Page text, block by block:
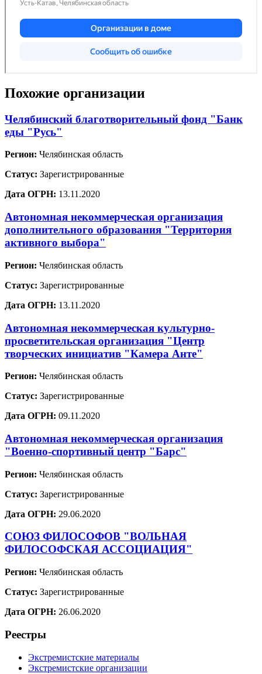
Похожие организации
Челябинский благотворительный фонд "Банк
еды "Русь"
Регион: Челябинская область
Статус: Зарегистрированные
Дата ОГРН: 13.11.2020
Автономная некоммерческая организация
дополнительного образования "Территория
активного выбора"
Регион: Челябинская область
Статус: Зарегистрированные
Дата ОГРН: 13.11.2020
Автономная некоммерческая культурно-
просветительская организация "Центр
творческих инициатив "Камера Анте"
Регион: Челябинская область
Статус: Зарегистрированные
Дата ОГРН: 09.11.2020
Автономная некоммерческая организация
"Военно-спортивный центр "Барс"
Регион: Челябинская область
Статус: Зарегистрированные
Дата ОГРН: 29.06.2020
СОЮЗ ФИЛОСОФОВ "ВОЛЬНАЯ
ФИЛОСОФСКАЯ АССОЦИАЦИЯ"
Регион: Челябинская область
Статус: Зарегистрированные
Дата ОГРН: 26.06.2020
Реестры
Экстремистские материалы
Экстремистские организации